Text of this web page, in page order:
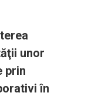
unor
prin
în